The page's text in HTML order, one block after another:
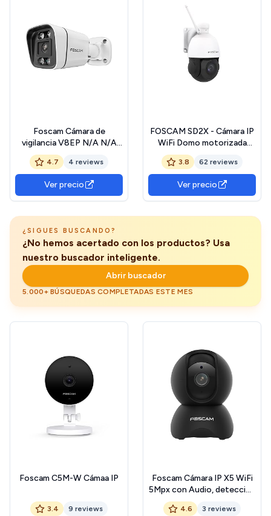
Foscam Cámara de
vigilancia V8EP N/A N/A
3840 x 2160 píxeles
4.7 4 reviews
Ver precio
FOSCAM SD2X - Cámara IP
WiFi Domo motorizada
PTZ 2MP con Zoom óptico
x18, detección de
Movimiento Inteligente
3.8 62 reviews
Ver precio
¿SIGUES BUSCANDO?
¿No hemos acertado con los productos? Usa
nuestro buscador inteligente.
Abrir buscador
5.000+ BÚSQUEDAS COMPLETADAS ESTE MES
Foscam C5M-W Cámaa IP
3.4 9 reviews
Foscam Cámara IP X5 WiFi
5Mpx con Audio, detección
Humana, Negra
4.6 3 reviews